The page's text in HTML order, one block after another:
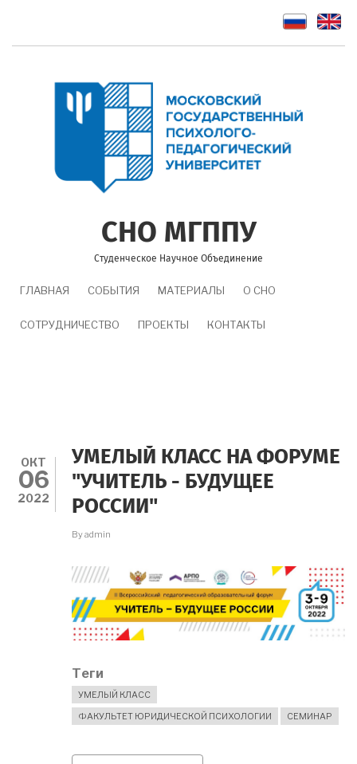
основному
СНО МГППУ
Студенческое Научное Объединение
ГЛАВНАЯ СОБЫТИЯ МАТЕРИАЛЫ О СНО
СОТРУДНИЧЕСТВО ПРОЕКТЫ КОНТАКТЫ
ОКТ
06
2022
УМЕЛЫЙ КЛАСС НА ФОРУМЕ
"УЧИТЕЛЬ - БУДУЩЕЕ
РОССИИ"
Byadmin
Теги
УМЕЛЫЙ КЛАСС
ФАКУЛЬТЕТ ЮРИДИЧЕСКОЙ ПСИХОЛОГИИ
СЕМИНАР